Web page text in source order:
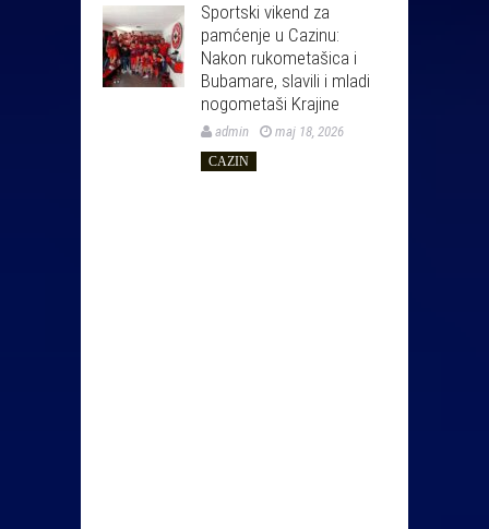
Sportski vikend za
pamćenje u Cazinu:
Nakon rukometašica i
Bubamare, slavili i mladi
nogometaši Krajine
admin maj 18, 2026
CAZIN